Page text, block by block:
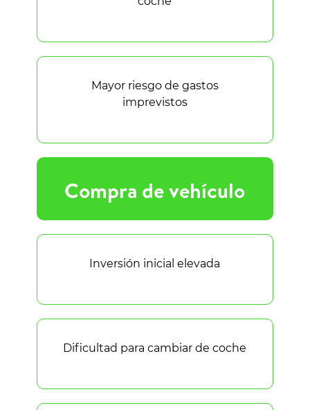
Compra de vehículo
Inversión inicial elevada
Dificultad para cambiar de coche
Mayor riesgo de gastos
imprevistos